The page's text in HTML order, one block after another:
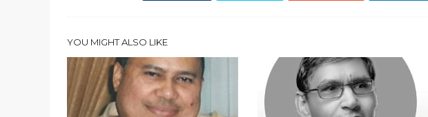
YOU MIGHT ALSO LIKE